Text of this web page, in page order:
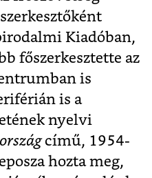
Kiadóban,
főszerkesztette az
is
is a
nyelvi
című, 1954-
hozta meg,